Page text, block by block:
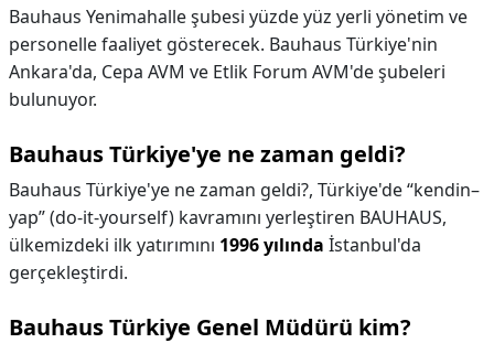
Bauhaus Yenimahalle şubesi yüzde yüz yerli yönetim ve
personelle faaliyet gösterecek. Bauhaus Türkiye'nin
Ankara'da, Cepa AVM ve Etlik Forum AVM'de şubeleri
bulunuyor.
Bauhaus Türkiye'ye ne zaman geldi?
Bauhaus Türkiye'ye ne zaman geldi?, Türkiye'de “kendin–
yap” (do-it-yourself) kavramını yerleştiren BAUHAUS,
ülkemizdeki ilk yatırımını 1996 yılında İstanbul'da
gerçekleştirdi.
Bauhaus Türkiye Genel Müdürü kim?